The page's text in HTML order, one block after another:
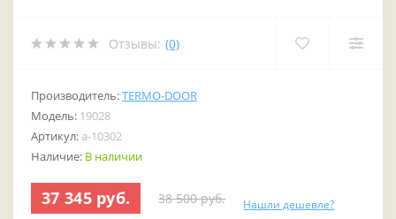
Отзывы: (0)
Производитель:TERMO-DOOR
Модель: 19028
Артикул: a-10302
Наличие: В наличии
37 345 руб. 38 500 руб. Нашли дешевле?